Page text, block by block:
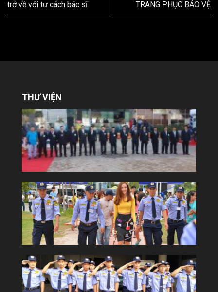
trở về với tư cách bác sĩ
TRANG PHỤC BẢO VỆ
THƯ VIỆN
YUKI SEPRE 24 TRIỂN KHAI DỊCH VỤ
BẢO VỆ TẠI TÒA NHÀ COBI